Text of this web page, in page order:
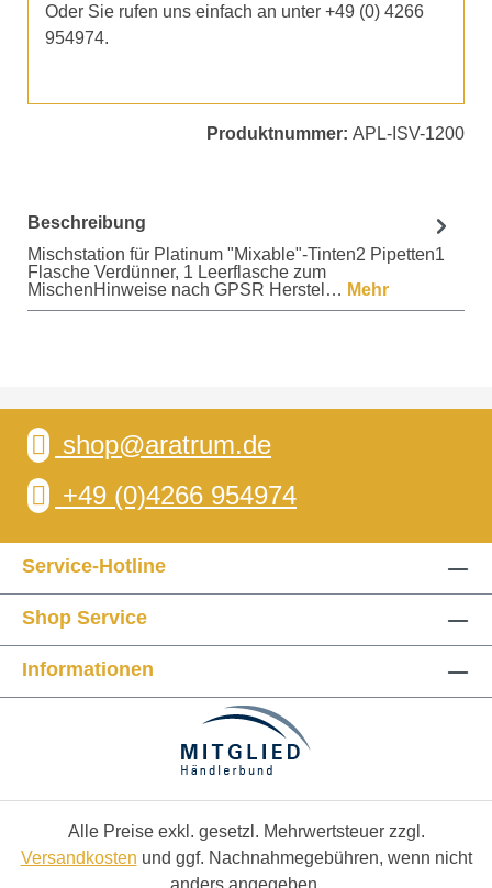
Oder Sie rufen uns einfach an unter +49 (0) 4266
954974.
Produktnummer: APL-ISV-1200
Beschreibung
Mischstation für Platinum "Mixable"-Tinten2 Pipetten1
Flasche Verdünner, 1 Leerflasche zum
MischenHinweise nach GPSR Herstel… Mehr
shop@aratrum.de
+49 (0)4266 954974
Service-Hotline
Shop Service
Informationen
Alle Preise exkl. gesetzl. Mehrwertsteuer zzgl.
Versandkosten und ggf. Nachnahmegebühren, wenn nicht
anders angegeben.